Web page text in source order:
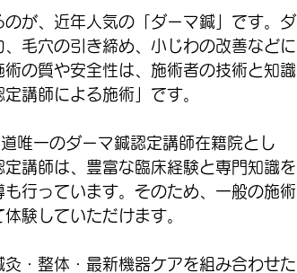
が、近年人気の「ダーマ鍼」です。ダ
毛穴の引き締め、小じわの改善などに
の質や安全性は、施術者の技術と知識
講師による施術」です。
唯一のダーマ鍼認定講師在籍院とし
講師は、豊富な臨床経験と専門知識を
行っています。そのため、一般の施術
験していただけます。
・整体・最新機器ケアを組み合わせた